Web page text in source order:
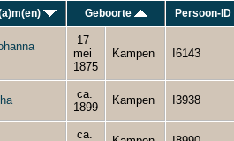
Geboorte Persoon-ID
17
mei
1875
Kampen I6143
ca.
1899
Kampen I3938
ca.